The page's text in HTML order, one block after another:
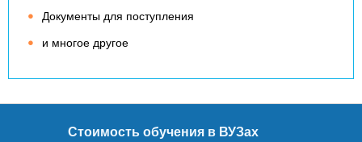
Документы для поступления
и многое другое
Стоимость обучения в ВУЗах